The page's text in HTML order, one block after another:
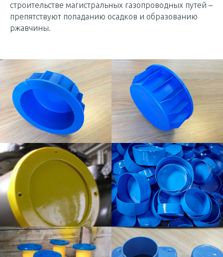
строительстве магистральных газопроводных путей –
препятствуют попаданию осадков и образованию
ржавчины.
Товар отгружается со склада в пос.